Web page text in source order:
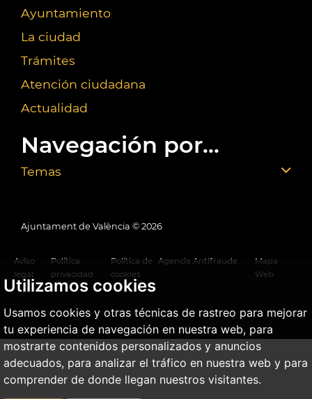
Utilizamos cookies
Usamos cookies y otras técnicas de rastreo para mejorar
tu experiencia de navegación en nuestra web, para
mostrarte contenidos personalizados y anuncios
adecuados, para analizar el tráfico en nuestra web y para
comprender de donde llegan nuestros visitantes.
Ayuntamiento
La ciudad
Trámites
Atención ciudadana
Actualidad
Navegación por...
Temas
Ajuntament de València © 2026
Aviso
legal
Política
privacidad
Política de
cookies
Agencia Antifraude
Mapa
Web